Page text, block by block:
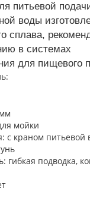
питьевой
воды
сплава,
в системах
для пищевого
мойки
:с краном питьевой
: гибкая подводка,